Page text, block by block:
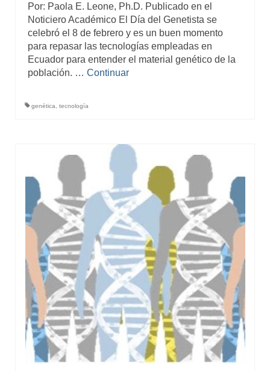
Por: Paola E. Leone, Ph.D. Publicado en el
Noticiero Académico El Día del Genetista se
celebró el 8 de febrero y es un buen momento
para repasar las tecnologías empleadas en
Ecuador para entender el material genético de la
población. … Continuar
genética tecnología